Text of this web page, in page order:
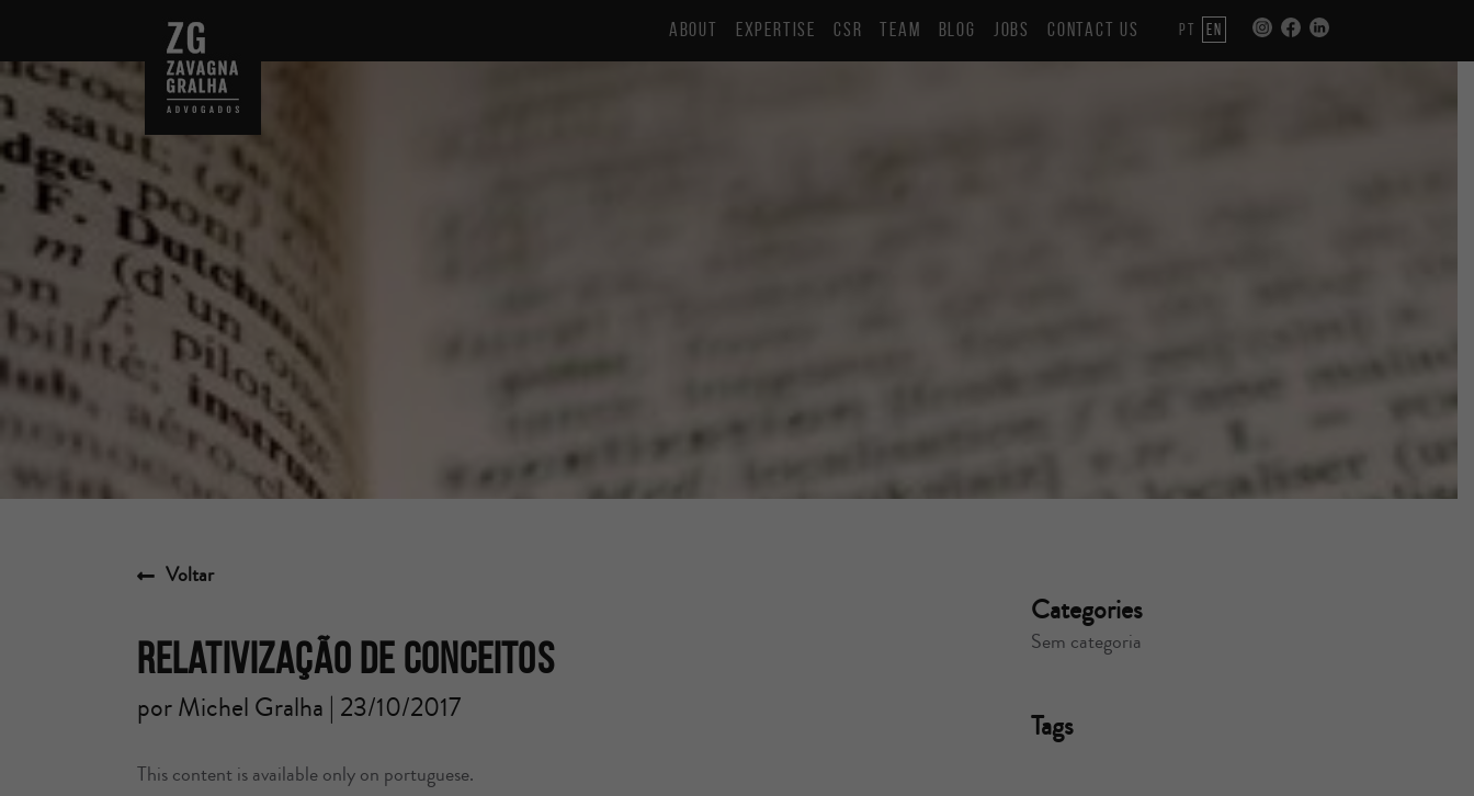
ABOUT EXPERTISE CSR TEAM BLOG JOBS CONTACT US PT EN
Voltar
Relativização de conceitos
por Michel Gralha | 23/10/2017
This content is available only on portuguese.
Categories
Sem categoria
Tags